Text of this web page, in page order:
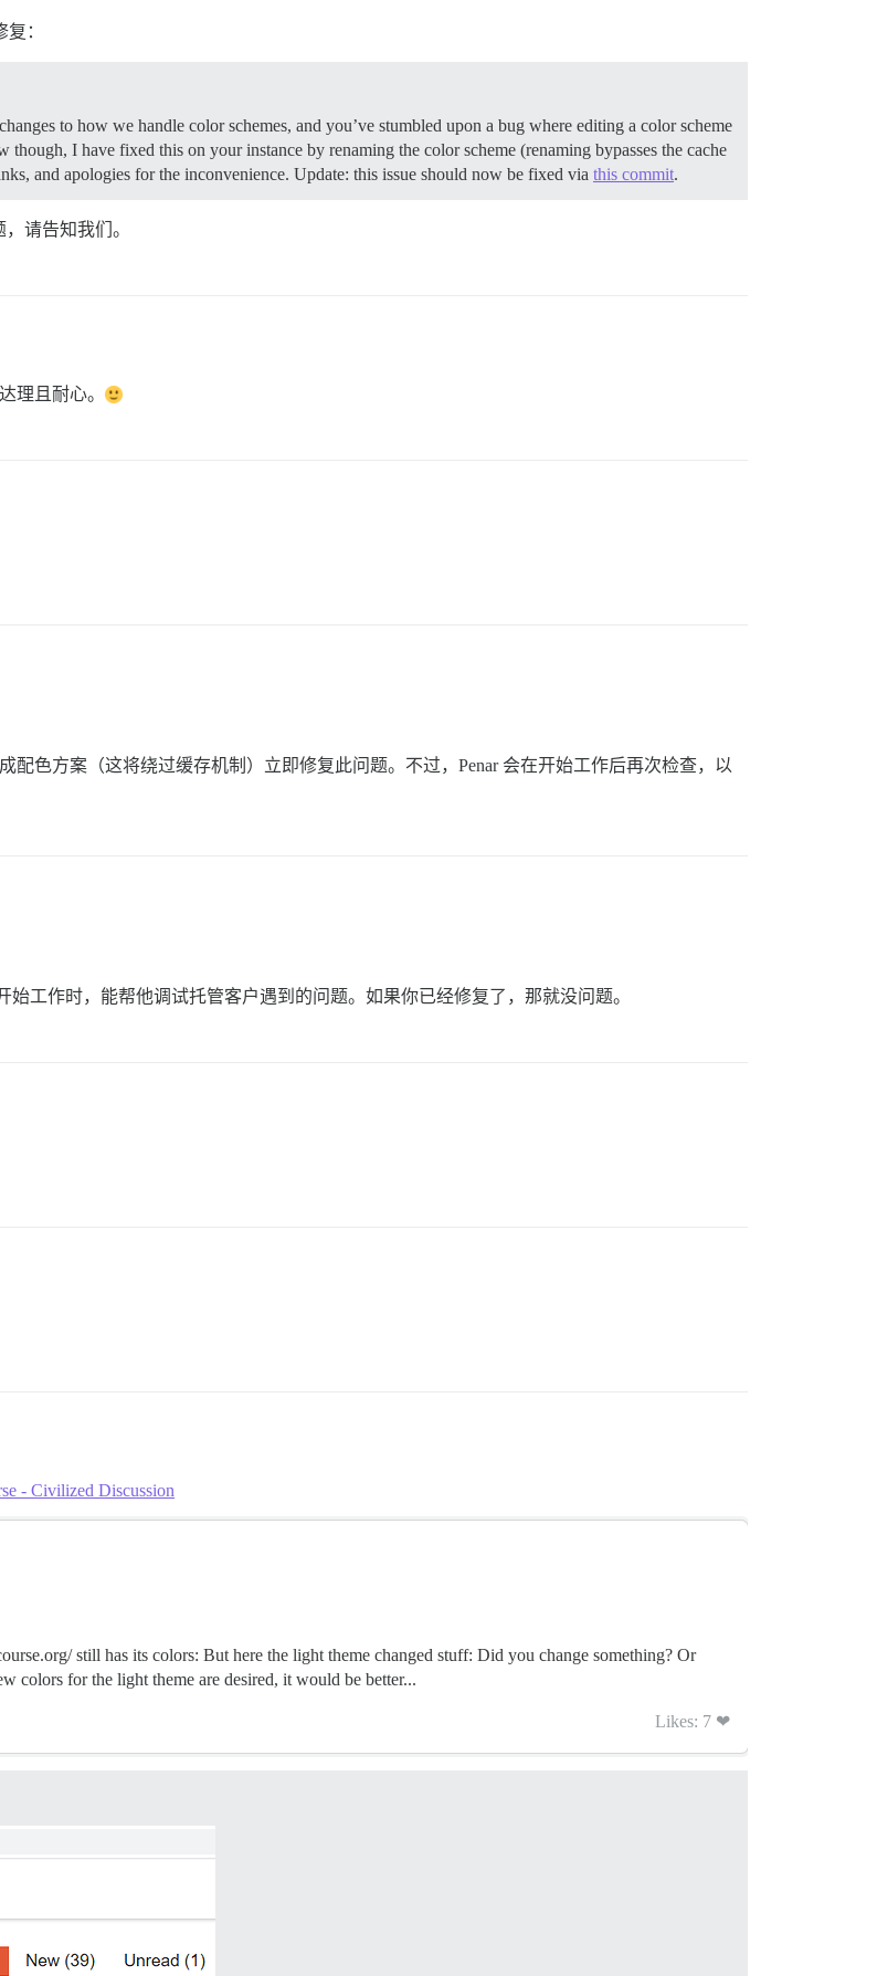
：
to how we handle color schemes, and you’ve stumbled upon a bug where editing a color scheme
I have fixed this on your instance by renaming the color scheme (renaming bypasses the cache
and apologies for the inconvenience. Update: this issue should now be fixed via this commit.
请告知我们。
理且耐心。
色方案（这将绕过缓存机制）立即修复此问题。不过，Penar 会在开始工作后再次检查，以
工作时，能帮他调试托管客户遇到的问题。如果你已经修复了，那就没问题。
- Civilized Discussion
still has its colors: But here the light theme changed stuff: Did you change something? Or
colors for the light theme are desired, it would be better...
Likes: 7 ❤